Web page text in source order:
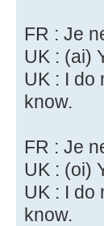
FR : Je
UK : (ai)
UK : I do
know.
FR : Je
UK : (oi)
UK : I do
know.